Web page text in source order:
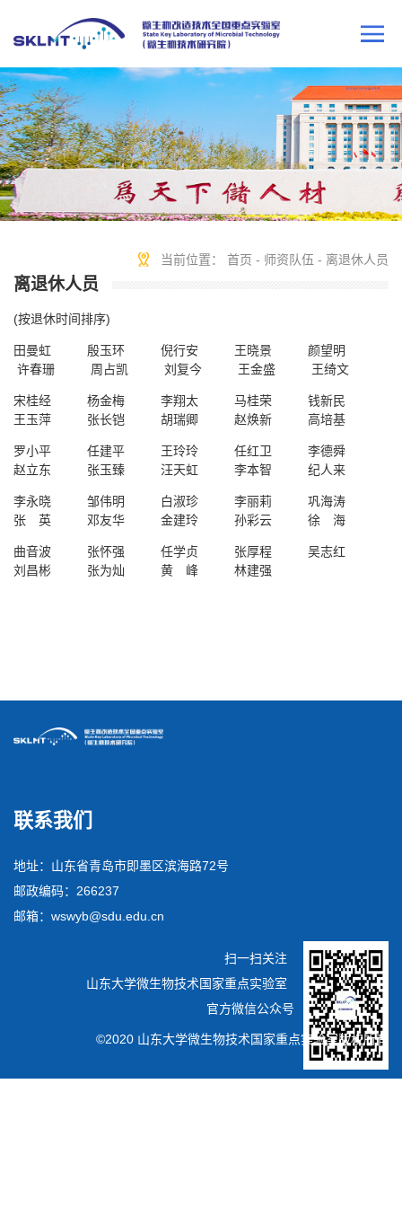
当前位置： 首页 - 师资队伍 - 离退休人员
离退休人员
(按退休时间排序)
田曼虹 殷玉环 倪行安 王晓景
颜望明
许春珊
周占凯 刘复今 王金盛 王绮文
宋桂经 杨金梅 李翔太 马桂荣
钱新民
王玉萍
张长铠 胡瑞卿 赵焕新 高培基
罗小平 任建平
王玲玲 任红卫 李德舜
赵立东
张玉臻 汪天虹 李本智 纪人来
李永晓
邹伟明 白淑珍 李丽莉 巩海涛
张
英 邓友华 金建玲 孙彩云 徐 海
曲音波 张怀强 任学贞 张厚程 吴志红
刘昌彬
张为灿 黄 峰 林建强
联系我们
地址：山东省青岛市即墨区滨海路72号
邮政编码：266237
邮箱：wswyb@sdu.edu.cn
扫一扫关注
山东大学微生物技术国家重点实验室
官方微信公众号
©2020 山东大学微生物技术国家重点实验室版权所有